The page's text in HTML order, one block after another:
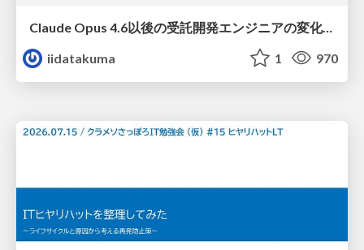
Claude Opus 4.6以後の受託開発エンジニアの変化(Claude Code開発ノウハウ大公開スペシャルbyクラスメソッド)
iidatakuma
1 970